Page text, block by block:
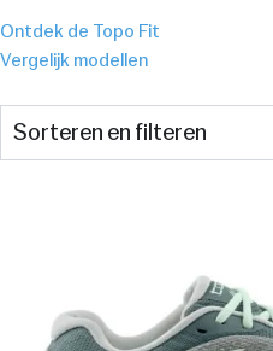
Ontdek de Topo Fit
Vergelijk modellen
Sorteren en filteren